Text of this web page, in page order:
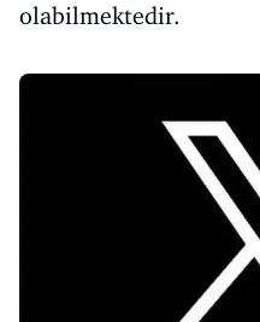
olabilmektedir.